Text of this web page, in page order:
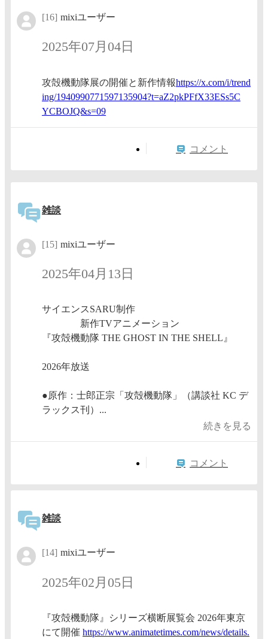
[16] mixiユーザー
2025年07月04日
攻殻機動隊展の開催と新作情報https://x.com/i/trend
ing/1940990771 597135904?t=aZ2pkPFfX33ESs5C
YCBOJQ&s=09
コメント
雑談
[15] mixiユーザー
2025年04月13日
サイエンスSARU制作
新作TVアニメーション
『攻殻機動隊 THE GHOST IN THE SHELL』
2026年放送
●原作：士郎正宗「攻殻機動隊」（講談社 KC デ
ラックス刊）...
続きを見る
コメント
雑談
[14] mixiユーザー
2025年02月05日
『攻殻機動隊』シリーズ横断展覧会 2026年東京
にて開催 https://www.animatetimes.com/news/details.